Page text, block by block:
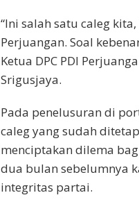
“Ini salah satu caleg
Perjuangan. Soal
Ketua DPC PDI
Srigusjaya.
Pada penelusuran di
caleg yang sudah
menciptakan dilema
dua bulan sebelumnya
integritas partai.